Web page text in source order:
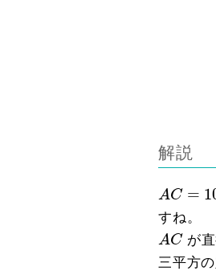
解説
AC =
A C= 10c
すね。
AC
A Cが直
三平方